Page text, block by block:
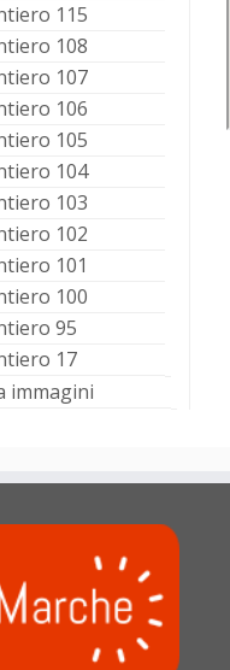
115
108
107
106
105
104
103
102
101
100
95
17
immagini